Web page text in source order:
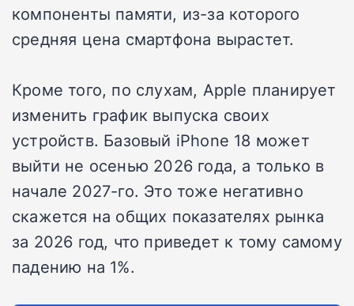
компоненты памяти, из-за которого
средняя цена смартфона вырастет.
Кроме того, по слухам, Apple планирует
изменить график выпуска своих
устройств. Базовый iPhone 18 может
выйти не осенью 2026 года, а только в
начале 2027-го. Это тоже негативно
скажется на общих показателях рынка
за 2026 год, что приведет к тому самому
падению на 1%.